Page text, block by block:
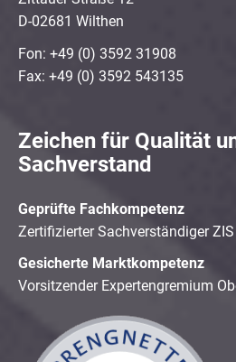
D-02681 Wilthen
Fon: +49 (0) 3592 31908
Fax: +49 (0) 3592 543135
Zeichen für Qualität
Sachverstand
Geprüfte Fachkompetenz
Zertifizierter Sachverständiger
Gesicherte Marktkompetenz
Vorsitzender Expertengremium